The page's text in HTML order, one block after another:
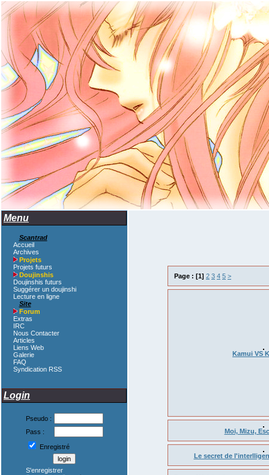
Menu
Scantrad
Accueil
Archives
Projets
Projets futurs
Doujinshis
Doujinshis futurs
Suggérer un doujinshi
Lecture en ligne
Site
Forum
Extras
IRC
Nous Contacter
Articles
Liens Web
Galerie
FAQ
Syndication RSS
Login
Pseudo :
Pass :
Enregistré
S'enregistrer
Page : [1] 2 3 4 5 >
Kamui VS
Moi, Mizu,
Le secret de